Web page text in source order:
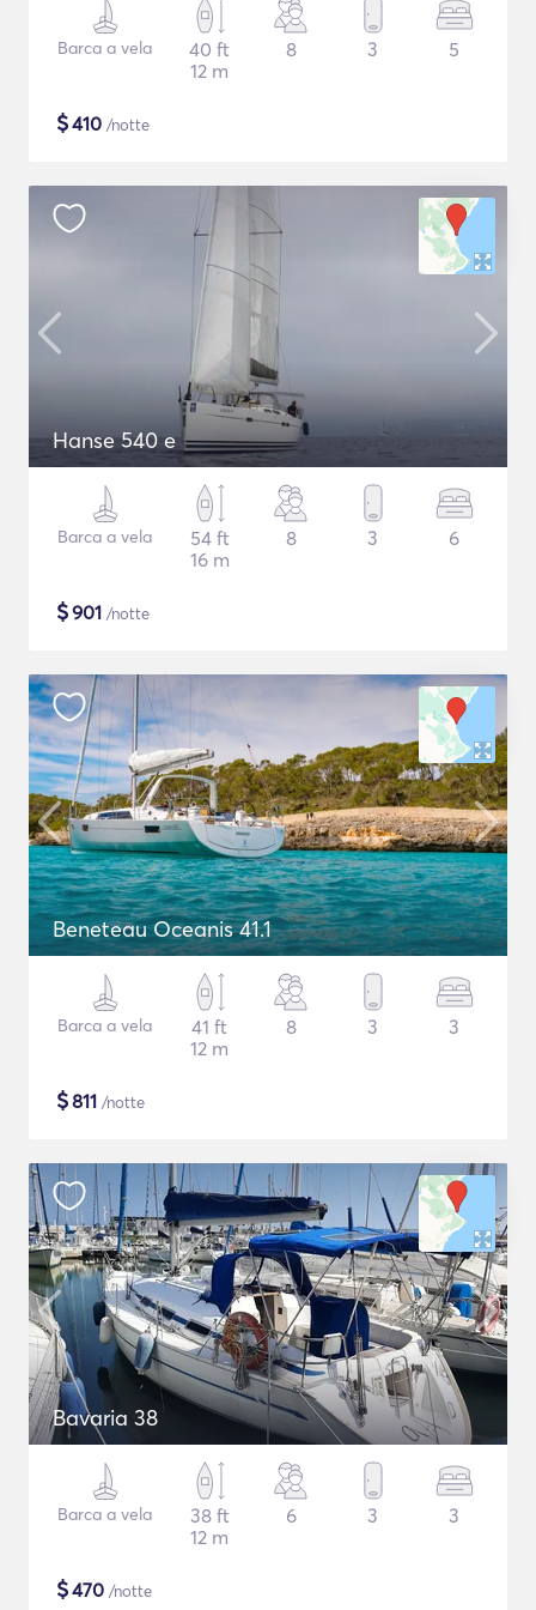
Barca a vela
40 ft
12 m
8 3 5
$410 /notte
Hanse 540 e
Barca a vela
54 ft
16 m
8 3 6
$901 /notte
Beneteau Oceanis 41.1
Barca a vela
41 ft
12 m
8 3 3
$811 /notte
Bavaria 38
Barca a vela
38 ft
12 m
6 3 3
$470 /notte